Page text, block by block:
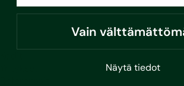
Vain
Näytä tiedot
LinkedIn
Facebook
Instagram
Youtube